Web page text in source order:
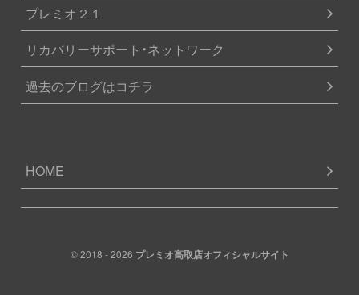
プレミオ２１
リカバリーサポート・ネットワーク
過去のブログはコチラ
HOME
© 2018 - 2026 プレミオ高取店オフィシャルサイト